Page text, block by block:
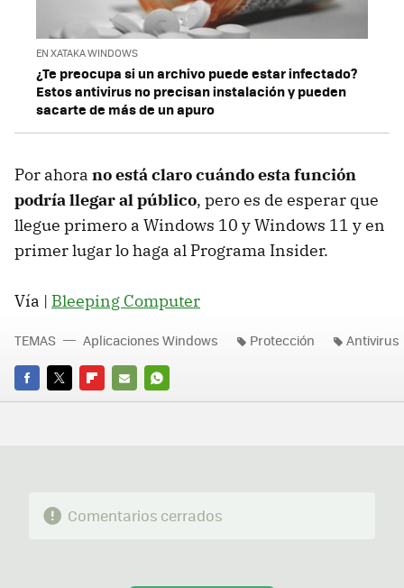
EN XATAKA WINDOWS
¿Te preocupa si un archivo puede estar infectado?
Estos antivirus no precisan instalación y pueden
sacarte de más de un apuro
Por ahora no está claro cuándo esta función
podría llegar al público, pero es de esperar que
llegue primero a Windows 10 y Windows 11 y en
primer lugar lo haga al Programa Insider.
Vía | Bleeping Computer
FACEBOOK
TWITTERFLIPBOARD
E-
WHATSAPP
TEMAS Aplicaciones Windows Protección Antivirus
Comentarios cerrados